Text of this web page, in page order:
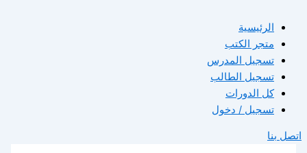
الرئيسية
متجر الكتب
تسجيل المدرس
تسجيل الطالب
كل الدورات
تسجيل / دخول
اتصل بنا